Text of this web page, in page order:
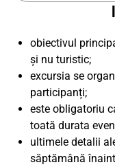
obiectivul
și nu turistic;
excursia se
participanți;
este obligatoriu
toată durata
ultimele detalii
săptămână